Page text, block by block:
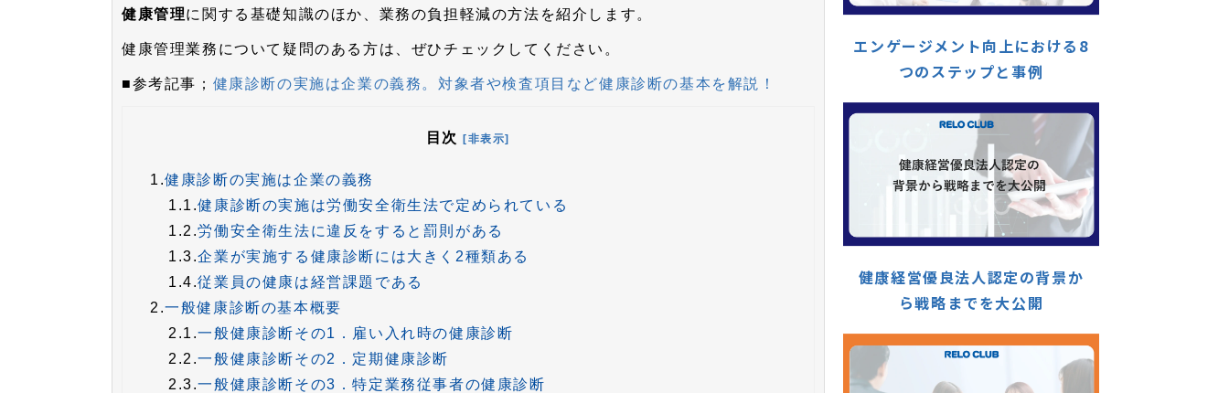
健康管理に関する基礎知識のほか、業務の負担軽減の方法を紹介します。
健康管理業務について疑問のある方は、ぜひチェックしてください。
■参考記事； 健康診断の実施は企業の義務。対象者や検査項目など健康診断の基本を解説！
目次 [非表示]
1.健康診断の実施は企業の義務
1.1.健康診断の実施は労働安全衛生法で定められている
1.2.労働安全衛生法に違反をすると罰則がある
1.3.企業が実施する健康診断には大きく2種類ある
1.4.従業員の健康は経営課題である
2.一般健康診断の基本概要
2.1.一般健康診断その1．雇い入れ時の健康診断
2.2.一般健康診断その2．定期健康診断
2.3.一般健康診断その3．特定業務従事者の健康診断
エンゲージメント向上における8
つのステップと事例
健康経営優良法人認定の背景か
ら戦略までを大公開